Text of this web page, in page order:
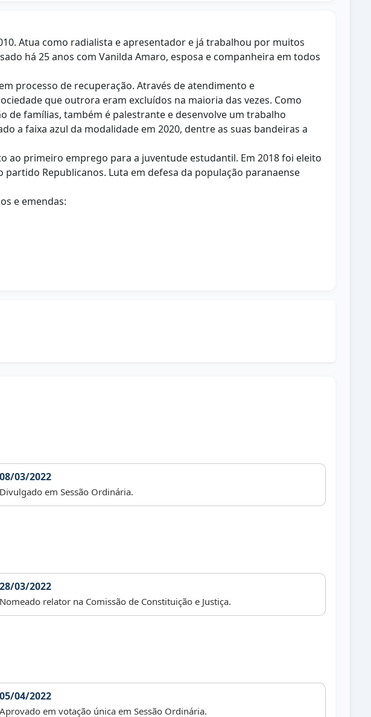
Atua como radialista e apresentador e já trabalhou por muitos
há 25 anos com Vanilda Amaro, esposa e companheira em todos
processo de recuperação. Através de atendimento e
que outrora eram excluídos na maioria das vezes. Como
de famílias, também é palestrante e desenvolve um trabalho
a faixa azul da modalidade em 2020, dentre as suas bandeiras a
ao primeiro emprego para a juventude estudantil. Em 2018 foi eleito
Republicanos. Luta em defesa da população paranaense
e emendas:
08/03/2022
Divulgado em Sessão Ordinária.
28/03/2022
Nomeado relator na Comissão de Constituição e Justiça.
05/04/2022
Aprovado em votação única em Sessão Ordinária.